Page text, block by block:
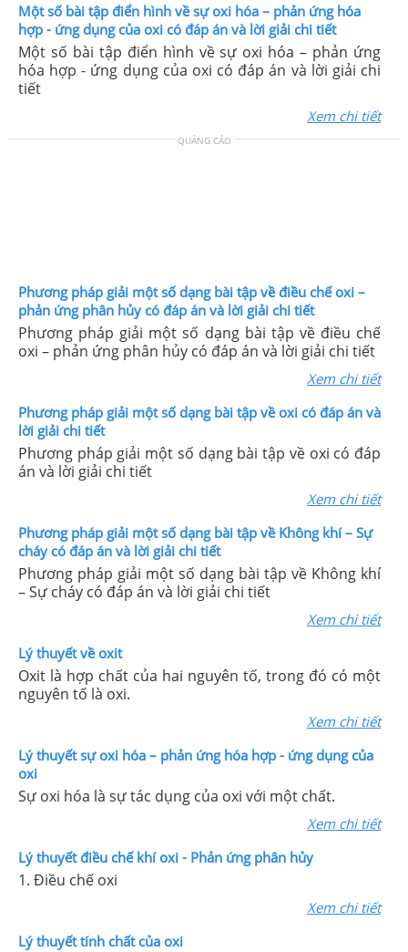
Một số bài tập điển hình về sự oxi hóa – phản ứng hóa
hợp - ứng dụng của oxi có đáp án và lời giải chi tiết
Một số bài tập điển hình về sự oxi hóa – phản ứng
hóa hợp - ứng dụng của oxi có đáp án và lời giải chi
tiết
Xem chi tiết
QUẢNG CÁO
Phương pháp giải một số dạng bài tập về điều chế oxi –
phản ứng phân hủy có đáp án và lời giải chi tiết
Phương pháp giải một số dạng bài tập về điều chế
oxi – phản ứng phân hủy có đáp án và lời giải chi tiết
Xem chi tiết
Phương pháp giải một số dạng bài tập về oxi có đáp án và
lời giải chi tiết
Phương pháp giải một số dạng bài tập về oxi có đáp
án và lời giải chi tiết
Xem chi tiết
Phương pháp giải một số dạng bài tập về Không khí – Sự
cháy có đáp án và lời giải chi tiết
Phương pháp giải một số dạng bài tập về Không khí
– Sự cháy có đáp án và lời giải chi tiết
Xem chi tiết
Lý thuyết về oxit
Oxit là hợp chất của hai nguyên tố, trong đó có một
nguyên tố là oxi.
Xem chi tiết
Lý thuyết sự oxi hóa – phản ứng hóa hợp - ứng dụng của
oxi
Sự oxi hóa là sự tác dụng của oxi với một chất.
Xem chi tiết
Lý thuyết điều chế khí oxi - Phản ứng phân hủy
1. Điều chế oxi
Xem chi tiết
Lý thuyết tính chất của oxi